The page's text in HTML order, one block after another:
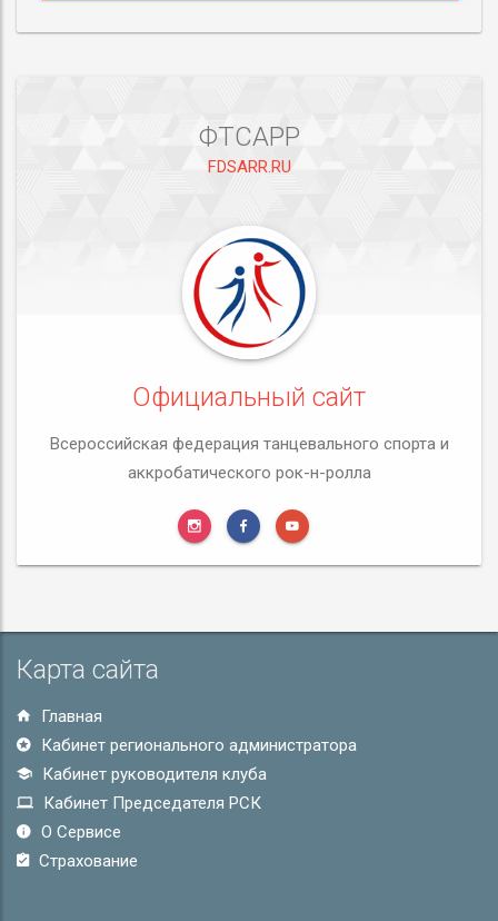
ФТСАРР
FDSARR.RU
Официальный сайт
Всероссийская федерация танцевального спорта и
аккробатического рок-н-ролла
Карта сайта
Главная
Кабинет регионального администратора
Кабинет руководителя клуба
Кабинет Председателя РСК
О Сервисе
Страхование